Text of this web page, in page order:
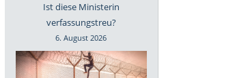
Ist diese Ministerin
verfassungstreu?
6. August 2026